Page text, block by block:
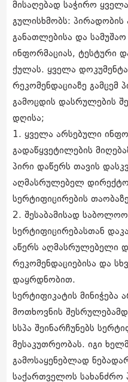
მისაღებად საჭირო
გულისხმობს: პირადობის
განათლებისა და
ინფორმაციას, ტესტური
ქულას. ყველა
რეკომენდაციაზე გამცემ
გამოცდის დასრულების
დღისა;
1. ყველა არსებული
გადაწყვეტილების
პირი დაწერს თავის
აღმასრულებელ
სერტიფიცირების
2. შესაბამისად
სერტიფიცირებასთან
აწერს აღმასრულებელი
რეკომენდაციებისა და
დაყრდნობით.
სერტიფიკატის მინიჭება
მოთხოვნის
სსპა შეინარჩუნებს
მესაკუთრეობას. იგი
გამოსაყენებლად
საქართველოს სახანძრო